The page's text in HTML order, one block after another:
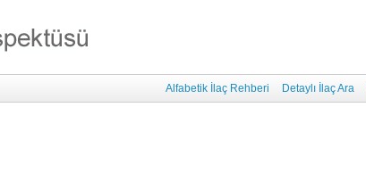
Alfabetik İlaç Rehberi
Detaylı İlaç Ara